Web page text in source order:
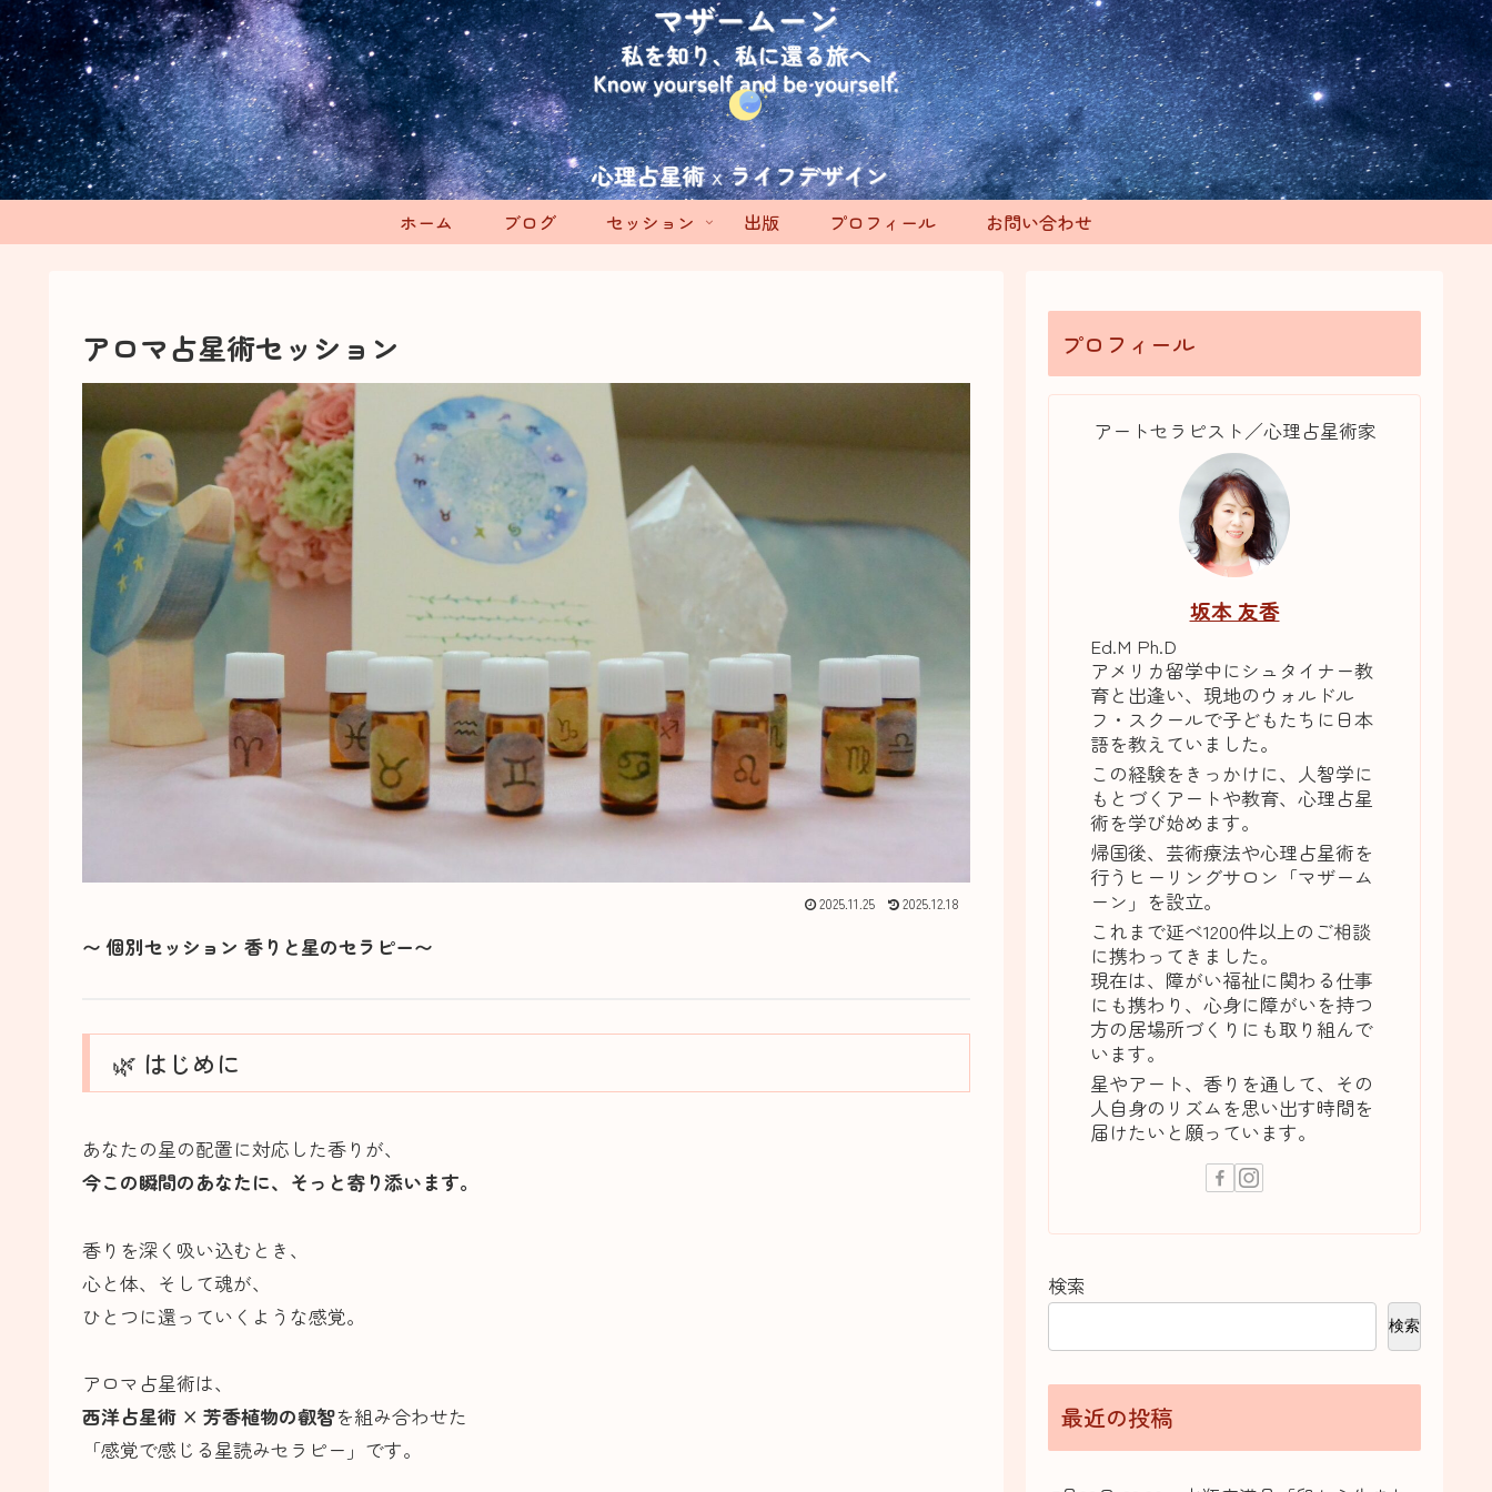
ホーム ブログ セッション 出版 プロフィール お問い合わせ
アロマ占星術セッション
2025.11.25 2025.12.18
〜 個別セッション 香りと星のセラピー〜
🌿 はじめに
あなたの星の配置に対応した香りが、
今この瞬間のあなたに、そっと寄り添います。
香りを深く吸い込むとき、
心と体、そして魂が、
ひとつに還っていくような感覚。
アロマ占星術は、
西洋占星術 × 芳香植物の叡智を組み合わせた
「感覚で感じる星読みセラピー」です。
プロフィール
アートセラピスト／心理占星術家
坂本 友香
Ed.M Ph.D
アメリカ留学中にシュタイナー教
育と出逢い、現地のウォルドル
フ・スクールで子どもたちに日本
語を教えていました。
この経験をきっかけに、人智学に
もとづくアートや教育、心理占星
術を学び始めます。
帰国後、芸術療法や心理占星術を
行うヒーリングサロン「マザーム
ーン」を設立。
これまで延べ1200件以上のご相談
に携わってきました。
現在は、障がい福祉に関わる仕事
にも携わり、心身に障がいを持つ
方の居場所づくりにも取り組んで
います。
星やアート、香りを通して、その
人自身のリズムを思い出す時間を
届けたいと願っています。
検索
検索
最近の投稿